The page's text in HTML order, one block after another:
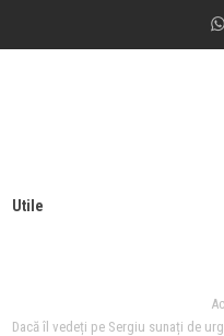
Utile
Dacă îl vedeți pe Sergiu sunați de